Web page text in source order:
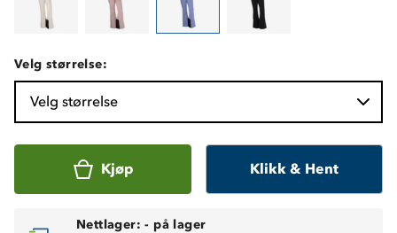
Velg størrelse:
Velg størrelse
Kjøp Klikk & Hent
Nettlager: - på lager